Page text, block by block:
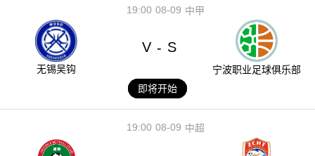
08-09
19:00 中甲
无锡吴钩
V - S
宁波职业足球俱乐部
即将开始
08-09
19:00 中超